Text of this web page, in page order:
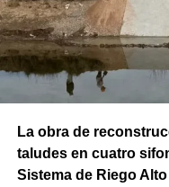
La obra de
taludes en cuatro
Sistema de Riego